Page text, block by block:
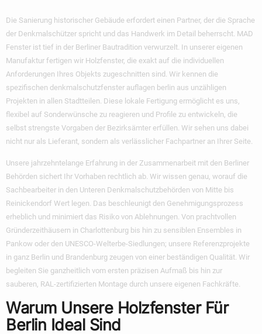
Die Sanierung historischer Gebäude erfordert einen Partner, der die Sprache
der Denkmalschützer spricht und das Handwerk im Detail beherrscht. MAD
Fenster ist tief in der Berliner Bautradition verwurzelt. In unserer eigenen
Manufaktur fertigen wir Holzfenster, die exakt auf die individuellen
Anforderungen Ihres Objekts zugeschnitten sind. Wir kennen die
spezifischen denkmalschutzfenster auflagen berlin aus unzähligen
Projekten in allen Stadtteilen. Diese lokale Fertigung ermöglicht es uns,
flexibel auf Sonderwünsche zu reagieren und Profile zu entwickeln, die
selbst strengste Vorgaben der Bezirksämter erfüllen. Wir sehen uns dabei
nicht nur als Lieferant, sondern als verlässlicher Fachpartner an Ihrer Seite.
Unsere jahrzehntelange Erfahrung in der Zusammenarbeit mit den Berliner
Behörden sichert Ihr Vorhaben rechtlich ab. Wir wissen genau, worauf die
Sachbearbeiter in den Unteren Denkmalschutzbehörden von Mitte bis
Reinickendorf Wert legen. Das beschleunigt den Genehmigungsprozess
erheblich und minimiert das Risiko von Ablehnungen. Von prachtvollen
Gründerzeithäusern in Charlottenburg bis hin zu sensiblen Ensembles in
Pankow oder den UNESCO-Welterbe-Siedlungen; unsere Referenzprojekte
in ganz Berlin und Brandenburg zeugen von einer beständigen Qualität. Wir
begleiten Sie ganzheitlich vom ersten präzisen Aufmaß bis hin zur
sauberen, RAL-zertifizierten Montage durch unsere eigenen Fachkräfte.
Warum Unsere Holzfenster Für
Berlin Ideal Sind